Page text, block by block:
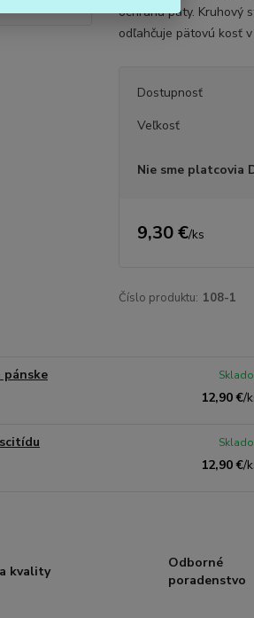
ochranu päty. Kruhový
odľahčuje pätovú kosť v
Dostupnosť
Veľkosť
Nie sme platcovia
9,30 €/ks
Číslo produktu: 108-1
12,90 €/
12,90 €/
kvality
Odborné
poradenstvo